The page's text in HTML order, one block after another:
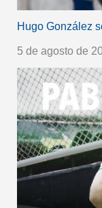
Hugo González
5 de agosto de